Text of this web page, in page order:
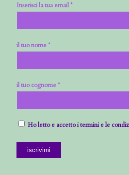
Inserisci la tua email *
il tuo nome *
il tuo cognome *
Ho letto e accetto i termini e le